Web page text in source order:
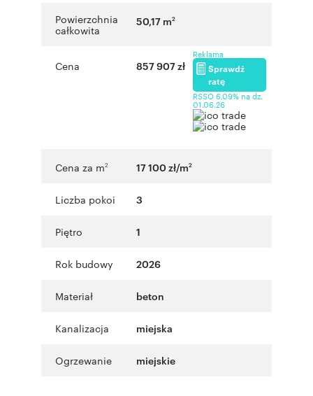
Powierzchnia
całkowita
50,17 m2
Cena 857 907 zł
Reklama
Sprawdź
ratę
RSSO 6,09% na dz.
01.06.26
Cena za m2 17 100 zł/m2
Liczba pokoi 3
Piętro 1
Rok budowy 2026
Materiał beton
Kanalizacja miejska
Ogrzewanie miejskie